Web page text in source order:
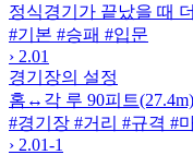
정식경기가 끝났을 때
#기본 #승패 #입문
› 2.01
경기장의 설정
홈↔각 루 90피트
#경기장 #거리 #규격 #
› 2.01-1